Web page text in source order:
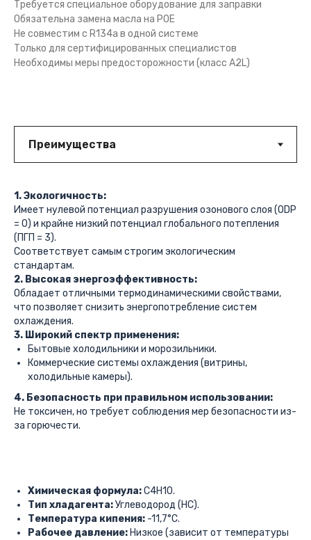
Требуется специальное оборудование для заправки
Обязательна замена масла на POE
Не совместим с R134a в одной системе
Только для сертифицированных специалистов
Необходимы меры предосторожности (класс A2L)
1. Экологичность:
Имеет нулевой потенциал разрушения озонового слоя (ODP
= 0) и крайне низкий потенциал глобального потепления
(ПГП = 3).
Соответствует самым строгим экологическим
стандартам.
2. Высокая энергоэффективность:
Обладает отличными термодинамическими свойствами,
что позволяет снизить энергопотребление систем
охлаждения.
3. Широкий спектр применения:
Бытовые холодильники и морозильники.
Коммерческие системы охлаждения (витрины,
холодильные камеры).
4. Безопасность при правильном использовании:
Не токсичен, но требует соблюдения мер безопасности из-
за горючести.
Химическая формула:C4H10.
Тип хладагента:Углеводород (HC).
Температура кипения: -11,7°C.
Рабочее давление: Низкое (зависит от температуры